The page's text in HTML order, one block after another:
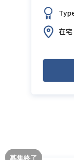
oud
在宅